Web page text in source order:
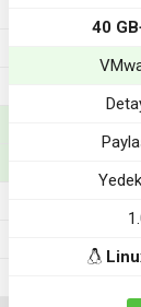
40